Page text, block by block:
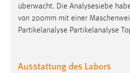
überwacht. Die Analysesiebe
von 200mm mit einer
Partikelanalyse Partikelanalyse
Ausstattung des Labors
Zweck:
Für performante
gespeichert, ob man eingeloggt